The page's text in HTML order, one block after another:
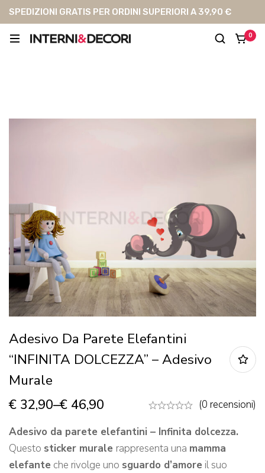
SPEDIZIONI GRATIS PER ORDINI SUPERIORI A 39,90 €
0
Adesivo Da Parete Elefantini
“INFINITA DOLCEZZA” – Adesivo
Murale
€ 32,90–€ 46,90
(0 recensioni)
Adesivo da parete elefantini – Infinita dolcezza.
Questo sticker murale rappresenta una mamma
elefante che rivolge uno sguardo d’amore il suo